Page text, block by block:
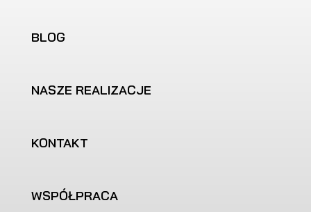
BLOG
NASZE REALIZACJE
KONTAKT
WSPÓŁPRACA